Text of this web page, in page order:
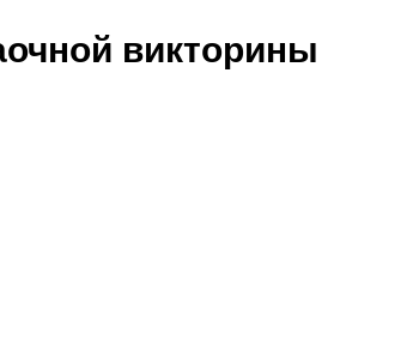
викторины